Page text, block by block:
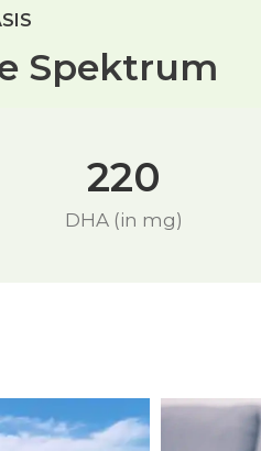
Spektrum
220
DHA (in mg)